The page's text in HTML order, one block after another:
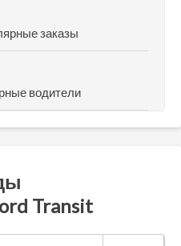
заказы
водители
Transit